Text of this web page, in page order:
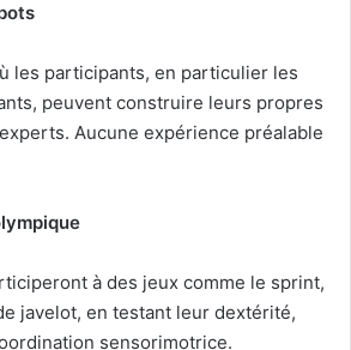
les participants, en particulier les
peuvent construire leurs propres
Aucune expérience préalable
à des jeux comme le sprint,
javelot, en testant leur dextérité,
sensorimotrice.